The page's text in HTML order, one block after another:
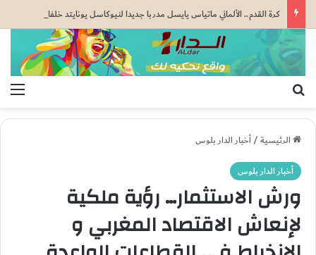
الرئيسية/أخبار الدار بلوس
أخبار الدار بلوس
ورش الاستثمار… رؤية ملكية
لإنعاش الاقتصاد المغربي و